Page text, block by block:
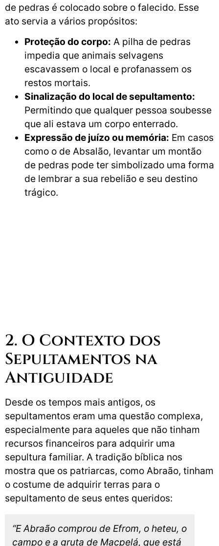
de pedras é colocado sobre o falecido. Esse
ato servia a vários propósitos:
Proteção do corpo: A pilha de pedras
impedia que animais selvagens
escavassem o local e profanassem os
restos mortais.
Sinalização do local de sepultamento:
Permitindo que qualquer pessoa soubesse
que ali estava um corpo enterrado.
Expressão de juízo ou memória: Em casos
como o de Absalão, levantar um montão
de pedras pode ter simbolizado uma forma
de lembrar a sua rebelião e seu destino
trágico.
2. O Contexto dos
Sepultamentos na
Antiguidade
Desde os tempos mais antigos, os
sepultamentos eram uma questão complexa,
especialmente para aqueles que não tinham
recursos financeiros para adquirir uma
sepultura familiar. A tradição bíblica nos
mostra que os patriarcas, como Abraão, tinham
o costume de adquirir terras para o
sepultamento de seus entes queridos:
“E Abraão comprou de Efrom, o heteu, o
campo e a gruta de Macpelá, que está